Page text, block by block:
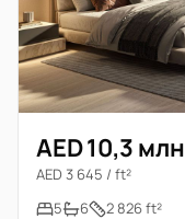
AED 10,3 млн
AED 3 645 / ft²
5
6 2 826 ft²